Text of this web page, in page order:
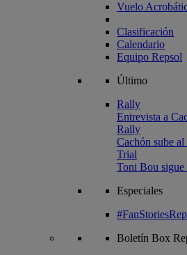
Vuelo
Clasificación
Calendario
Equipo Repsol
Último
Rally
Entrevista a
Rally
Cachón sube
Trial
Toni Bou sigue
Especiales
Boletín Box